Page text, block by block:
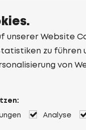
unserer Website
zu
von
Analyse